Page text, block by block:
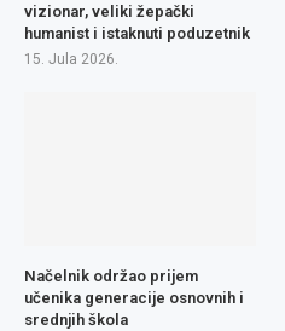
vizionar, veliki žepački
humanist i istaknuti poduzetnik
15. Jula 2026.
Načelnik održao prijem
učenika generacije osnovnih i
srednjih škola